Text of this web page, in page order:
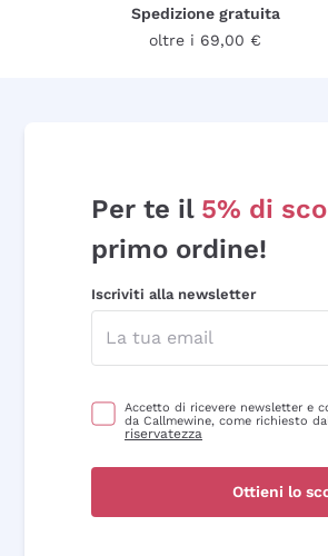
Spedizione gratuita
oltre i 69,00 €
Per te il 5% di
primo ordine!
Iscriviti alla newsletter
Accetto di ricevere newsletter e
da Callmewine, come richiesto
riservatezza
Ottieni lo